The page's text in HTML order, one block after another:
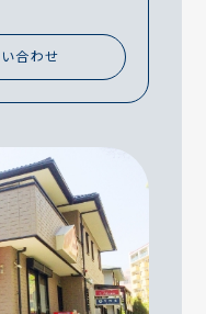
合わせ